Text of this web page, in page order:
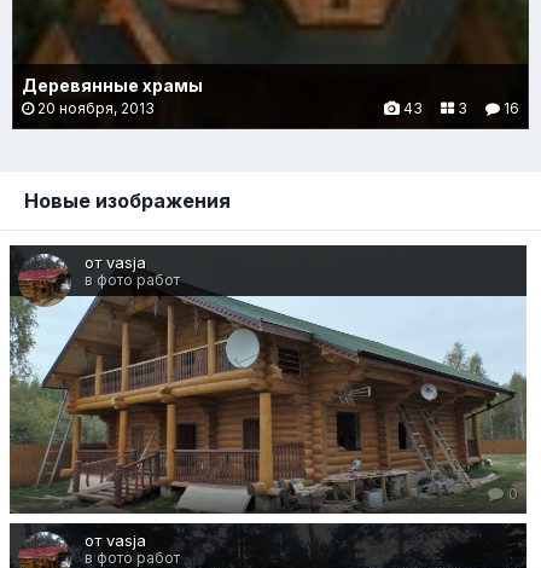
Деревянные храмы
20 ноября, 2013 16
3
43
Новые изображения
от vasja
в фото работ
0
от vasja
в фото работ